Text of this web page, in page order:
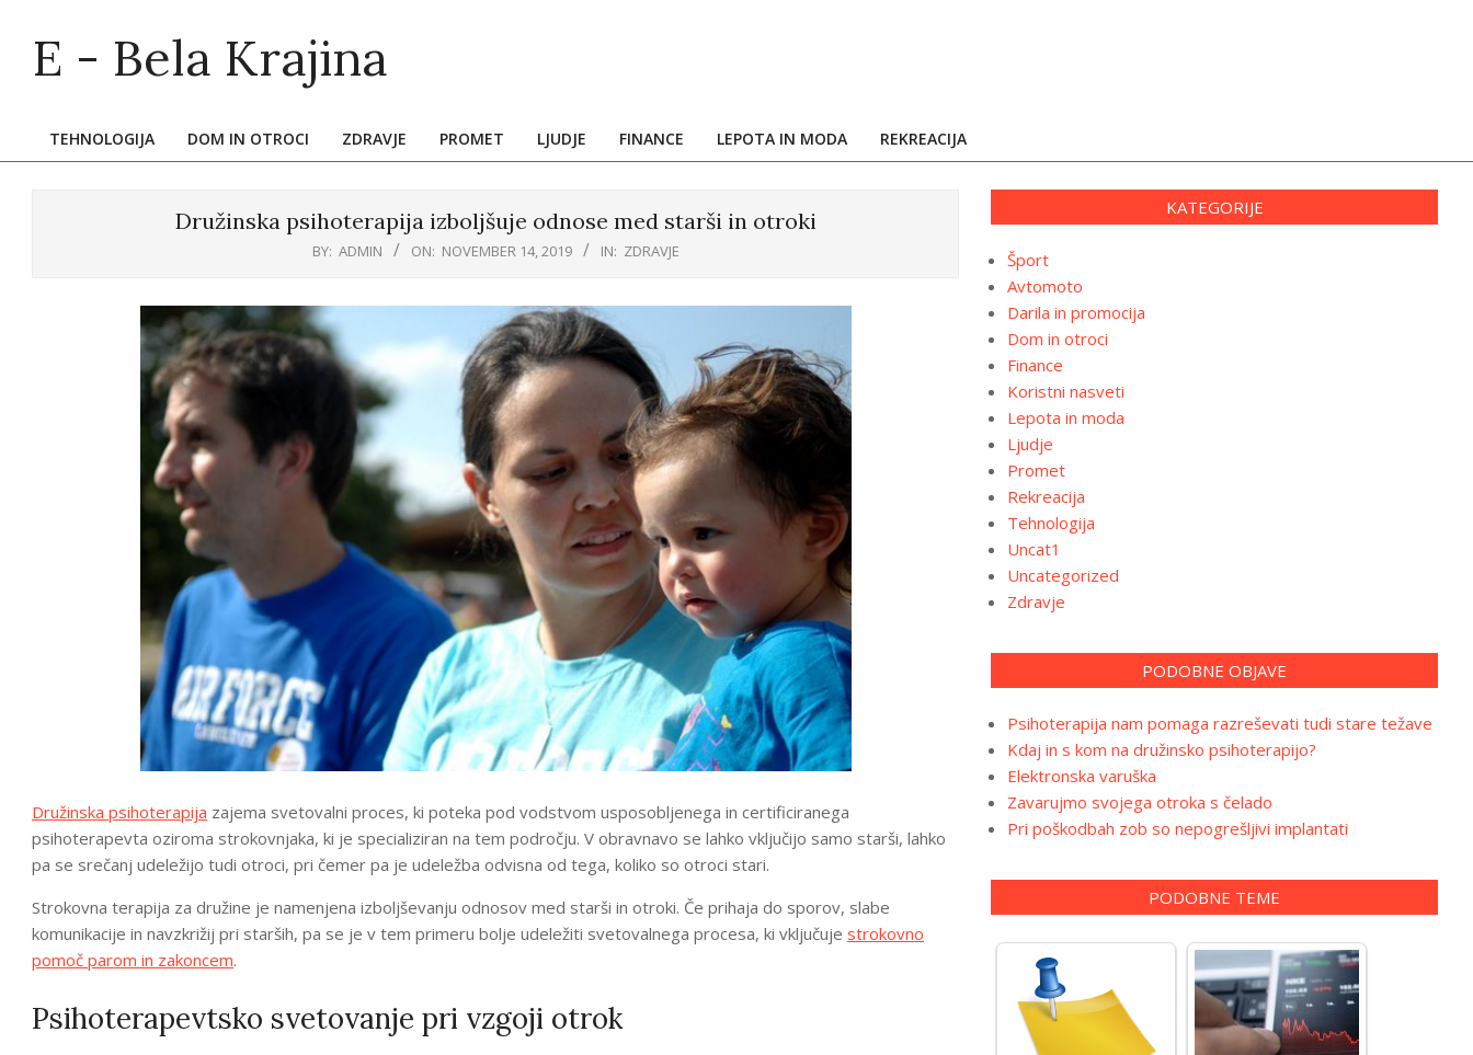
contentE - Bela Krajina
Primary
TEHNOLOGIJA DOM IN OTROCI ZDRAVJE PROMET LJUDJE FINANCE LEPOTA IN MODA REKREACIJA
Družinska psihoterapija izboljšuje odnose med starši in otroki
BY: ADMIN ON: NOVEMBER 14, 2019 IN: ZDRAVJE
Družinska psihoterapija zajema svetovalni proces, ki poteka pod vodstvom usposobljenega in certificiranega
psihoterapevta oziroma strokovnjaka, ki je specializiran na tem področju. V obravnavo se lahko vključijo samo starši, lahko
pa se srečanj udeležijo tudi otroci, pri čemer pa je udeležba odvisna od tega, koliko so otroci stari.
Strokovna terapija za družine je namenjena izboljševanju odnosov med starši in otroki. Če prihaja do sporov, slabe
komunikacije in navzkrižij pri starših, pa se je v tem primeru bolje udeležiti svetovalnega procesa, ki vključuje strokovno
pomoč parom in zakoncem.
Psihoterapevtsko svetovanje pri vzgoji otrok
KATEGORIJE
Šport
Avtomoto
Darila in promocija
Dom in otroci
Finance
Koristni nasveti
Lepota in moda
Ljudje
Promet
Rekreacija
Tehnologija
Uncat1
Uncategorized
Zdravje
PODOBNE OBJAVE
Psihoterapija nam pomaga razreševati tudi stare težave
Kdaj in s kom na družinsko psihoterapijo?
Elektronska varuška
Zavarujmo svojega otroka s čelado
Pri poškodbah zob so nepogrešljivi implantati
PODOBNE TEME